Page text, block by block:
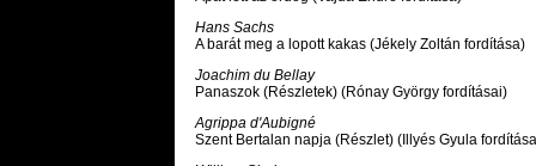
Hans Sachs
A barát meg a lopott kakas (Jékely Zoltán fordítása)
Joachim du Bellay
Panaszok (Részletek) (Rónay György fordításai)
Agrippa d'Aubigné
Szent Bertalan napja (Részlet) (Illyés Gyula